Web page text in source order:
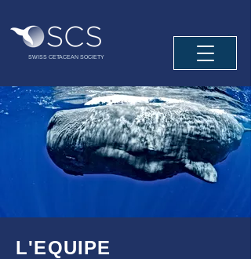
SWISS CETACEAN SOCIETY
L'EQUIPE